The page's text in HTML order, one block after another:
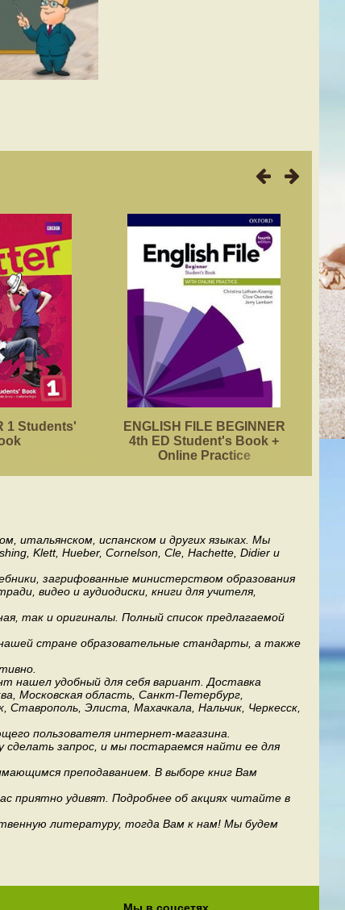
1 Students'
ENGLISH FILE BEGINNER
4th ED Student's Book +
Online Practice
итальянском, испанском и других языках. Мы
Klett, Hueber, Cornelson, Cle, Hachette, Didier и
загрифованные министерством образования
видео и аудиодиски, книги для учителя,
так и оригиналы. Полный список предлагаемой
стране образовательные стандарты, а также
нашел удобный для себя вариант. Доставка
Московская область, Санкт-Петербург,
Элиста, Махачкала, Нальчик, Черкесск,
пользователя интернет-магазина.
запрос, и мы постараемся найти ее для
преподаванием. В выборе книг Вам
приятно удивят. Подробнее об акциях читайте в
литературу, тогда Вам к нам! Мы будем